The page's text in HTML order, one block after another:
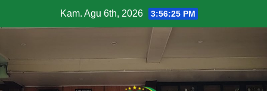
to
Kam. Agu 6th, 2026 3:56:25 PM